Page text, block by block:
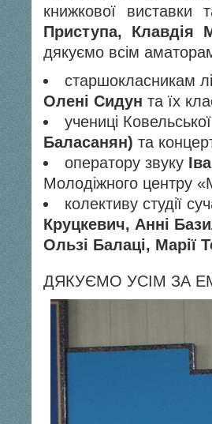
книжкової
Приступа, Клавдія
дякуємо всім
старшокласникам
Олені Сидун та їх
учениці
Баласанян) та
оператору звуку
Молодіжного центру
колективу студії
Круцкевич, Анні
Ользі Балаці, Марії
ДЯКУЄМО УСІМ ЗА